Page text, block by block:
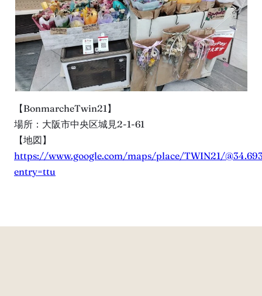
【BonmarcheTwin21】
場所：大阪市中央区城見2-1-61
【地図】
https://www.google.com/maps/place/TWIN21/
entry=ttu